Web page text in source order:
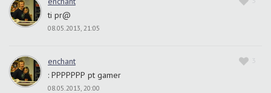
ti pr@
08.05.2013, 21:05
3
enchant
: РРРРРРР pt gamer
08.05.2013, 20:00